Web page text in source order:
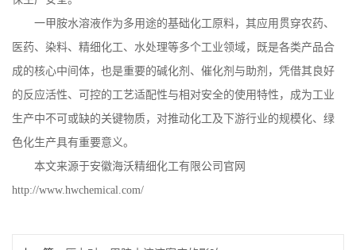
一甲胺水溶液作为多用途的基础化工原料，其应用贯穿农药、
医药、染料、精细化工、水处理等多个工业领域，既是各类产品合
成的核心中间体，也是重要的碱化剂、催化剂与助剂，凭借其良好
的反应活性、可控的工艺适配性与相对安全的使用特性，成为工业
生产中不可或缺的关键物质，对推动化工及下游行业的规模化、绿
色化生产具有重要意义。
本文来源于安徽海沃精细化工有限公司官网
http://www.hwchemical.com/